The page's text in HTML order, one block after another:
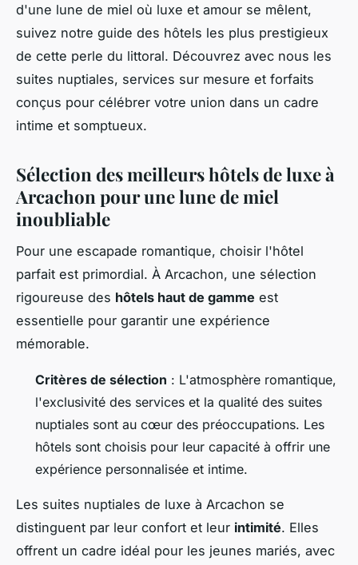
d'une lune de miel où luxe et amour se mêlent,
suivez notre guide des hôtels les plus prestigieux
de cette perle du littoral. Découvrez avec nous les
suites nuptiales, services sur mesure et forfaits
conçus pour célébrer votre union dans un cadre
intime et somptueux.
Sélection des meilleurs hôtels de luxe à
Arcachon pour une lune de miel
inoubliable
Pour une escapade romantique, choisir l'hôtel
parfait est primordial. À Arcachon, une sélection
rigoureuse des hôtels haut de gamme est
essentielle pour garantir une expérience
mémorable.
Critères de sélection : L'atmosphère romantique,
l'exclusivité des services et la qualité des suites
nuptiales sont au cœur des préoccupations. Les
hôtels sont choisis pour leur capacité à offrir une
expérience personnalisée et intime.
Les suites nuptiales de luxe à Arcachon se
distinguent par leur confort et leur intimité. Elles
offrent un cadre idéal pour les jeunes mariés, avec